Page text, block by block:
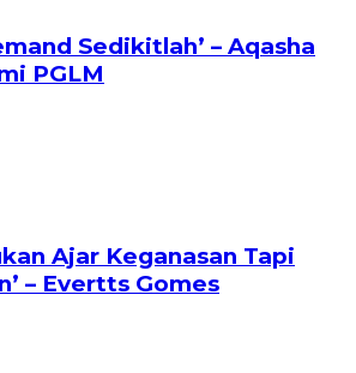
Sedikitlah’ – Aqasha
PGLM
Ajar Keganasan Tapi
– Evertts Gomes